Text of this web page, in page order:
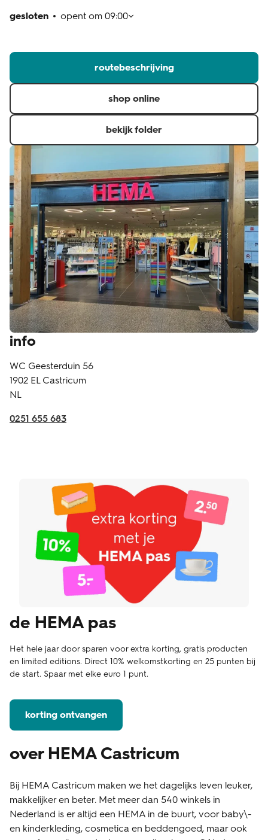
klantenservice
gesloten opent om 09:00
routebeschrijving
shop online
bekijk folder
info
WC Geesterduin 56
1902 EL Castricum
NL
0251 655 683
de HEMA pas
Het hele jaar door sparen voor extra korting, gratis producten
en limited editions. Direct 10% welkomstkorting en 25 punten bij
de start. Spaar met elke euro 1 punt.
korting ontvangen
over HEMA Castricum
Bij HEMA Castricum maken we het dagelijks leven leuker,
makkelijker en beter. Met meer dan 540 winkels in
Nederland is er altijd een HEMA in de buurt, voor baby\-
en kinderkleding, cosmetica en beddengoed, maar ook